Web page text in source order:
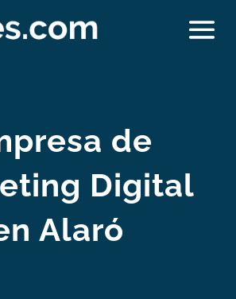
de
Digital
Alaró